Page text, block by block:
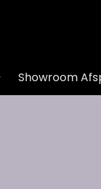
Showroom